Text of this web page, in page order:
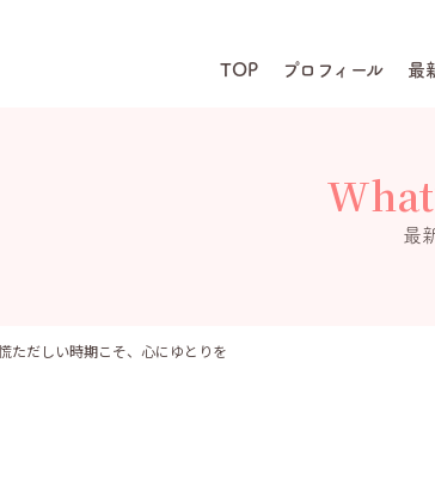
TOP プロフィール 最
最
ただしい時期こそ、心にゆとりを